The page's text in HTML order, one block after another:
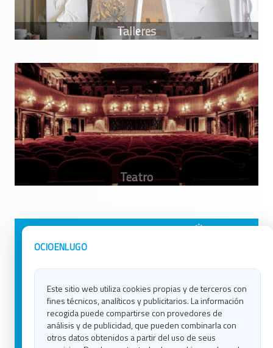
OCIOENLUGO
Este sitio web utiliza cookies propias y de terceros con
fines técnicos, analíticos y publicitarios. La información
recogida puede compartirse con provedores de
análisis y de publicidad, que pueden combinarla con
otros datos obtenidos a partir del uso de seus
Avisos Legales
Contacto
Política de Cookies
Ocio en Lugo
Ocio en Ourense
Ocio en Pontevedra
Ocio en Santiago